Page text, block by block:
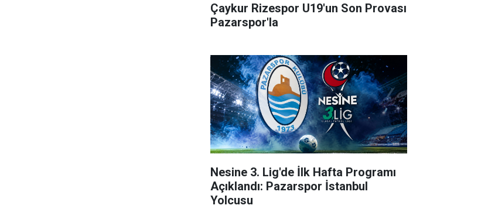
Çaykur Rizespor U19'un Son Provası
Pazarspor'la
Nesine 3. Lig'de İlk Hafta Programı
Açıklandı: Pazarspor İstanbul
Yolcusu